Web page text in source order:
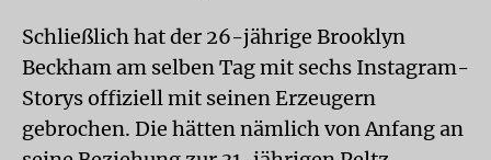
Schließlich hat der 26-jährige Brooklyn
Beckham am selben Tag mit sechs Instagram-
Storys offiziell mit seinen Erzeugern
gebrochen. Die hätten nämlich von Anfang an